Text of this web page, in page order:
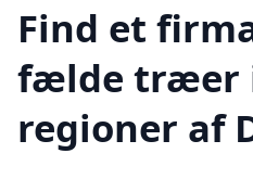
Find et
fælde træer
regioner af